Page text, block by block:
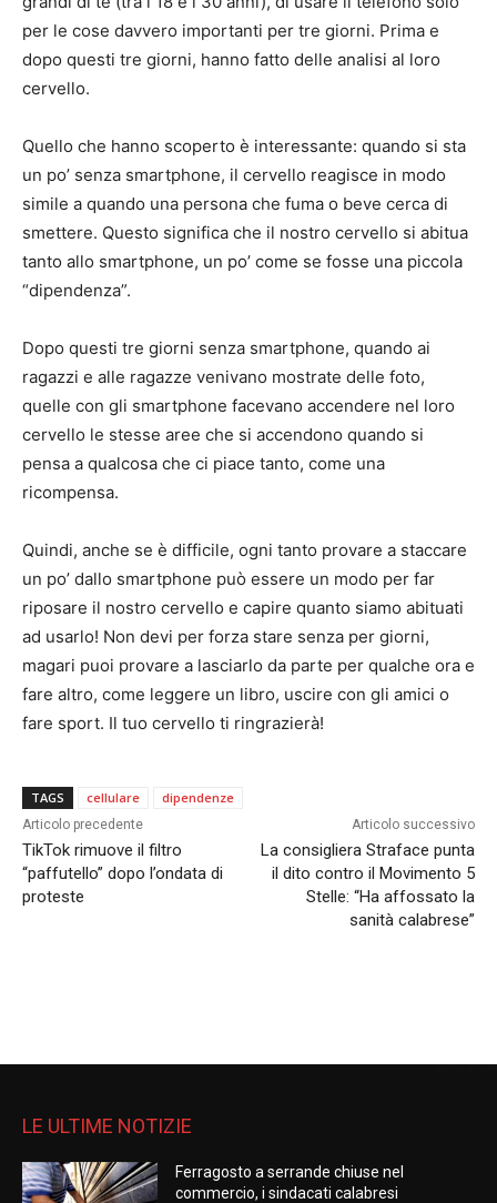
per le cose davvero importanti per tre giorni. Prima e
dopo questi tre giorni, hanno fatto delle analisi al loro
cervello.
Quello che hanno scoperto è interessante: quando si sta
un po’ senza smartphone, il cervello reagisce in modo
simile a quando una persona che fuma o beve cerca di
smettere. Questo significa che il nostro cervello si abitua
tanto allo smartphone, un po’ come se fosse una piccola
“dipendenza”.
Dopo questi tre giorni senza smartphone, quando ai
ragazzi e alle ragazze venivano mostrate delle foto,
quelle con gli smartphone facevano accendere nel loro
cervello le stesse aree che si accendono quando si
pensa a qualcosa che ci piace tanto, come una
ricompensa.
Quindi, anche se è difficile, ogni tanto provare a staccare
un po’ dallo smartphone può essere un modo per far
riposare il nostro cervello e capire quanto siamo abituati
ad usarlo! Non devi per forza stare senza per giorni,
magari puoi provare a lasciarlo da parte per qualche ora e
fare altro, come leggere un libro, uscire con gli amici o
fare sport. Il tuo cervello ti ringrazierà!
TAGS cellulare dipendenze
Articolo precedente
TikTok rimuove il filtro
“paffutello” dopo l’ondata di
proteste
Articolo successivo
La consigliera Straface punta
il dito contro il Movimento 5
Stelle: “Ha affossato la
sanità calabrese”
LE ULTIME NOTIZIE
Ferragosto a serrande chiuse nel
commercio, i sindacati calabresi